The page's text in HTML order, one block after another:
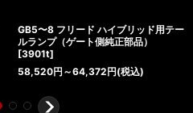
GB5〜8 フリード ハイブリッド用テー
ルランプ（ゲート側純正部品）
[3901t]
58,520円 ～64,372円(税込)